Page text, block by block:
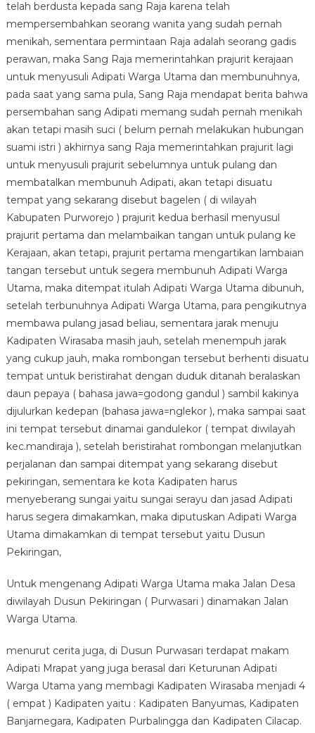
telah berdusta kepada sang Raja karena telah
mempersembahkan seorang wanita yang sudah pernah
menikah, sementara permintaan Raja adalah seorang gadis
perawan, maka Sang Raja memerintahkan prajurit kerajaan
untuk menyusuli Adipati Warga Utama dan membunuhnya,
pada saat yang sama pula, Sang Raja mendapat berita bahwa
persembahan sang Adipati memang sudah pernah menikah
akan tetapi masih suci ( belum pernah melakukan hubungan
suami istri ) akhirnya sang Raja memerintahkan prajurit lagi
untuk menyusuli prajurit sebelumnya untuk pulang dan
membatalkan membunuh Adipati, akan tetapi disuatu
tempat yang sekarang disebut bagelen ( di wilayah
Kabupaten Purworejo ) prajurit kedua berhasil menyusul
prajurit pertama dan melambaikan tangan untuk pulang ke
Kerajaan, akan tetapi, prajurit pertama mengartikan lambaian
tangan tersebut untuk segera membunuh Adipati Warga
Utama, maka ditempat itulah Adipati Warga Utama dibunuh,
setelah terbunuhnya Adipati Warga Utama, para pengikutnya
membawa pulang jasad beliau, sementara jarak menuju
Kadipaten Wirasaba masih jauh, setelah menempuh jarak
yang cukup jauh, maka rombongan tersebut berhenti disuatu
tempat untuk beristirahat dengan duduk ditanah beralaskan
daun pepaya ( bahasa jawa=godong gandul ) sambil kakinya
dijulurkan kedepan (bahasa jawa=nglekor ), maka sampai saat
ini tempat tersebut dinamai gandulekor ( tempat diwilayah
kec.mandiraja ), setelah beristirahat rombongan melanjutkan
perjalanan dan sampai ditempat yang sekarang disebut
pekiringan, sementara ke kota Kadipaten harus
menyeberang sungai yaitu sungai serayu dan jasad Adipati
harus segera dimakamkan, maka diputuskan Adipati Warga
Utama dimakamkan di tempat tersebut yaitu Dusun
Pekiringan,
Untuk mengenang Adipati Warga Utama maka Jalan Desa
diwilayah Dusun Pekiringan ( Purwasari ) dinamakan Jalan
Warga Utama.
menurut cerita juga, di Dusun Purwasari terdapat makam
Adipati Mrapat yang juga berasal dari Keturunan Adipati
Warga Utama yang membagi Kadipaten Wirasaba menjadi 4
( empat ) Kadipaten yaitu : Kadipaten Banyumas, Kadipaten
Banjarnegara, Kadipaten Purbalingga dan Kadipaten Cilacap.